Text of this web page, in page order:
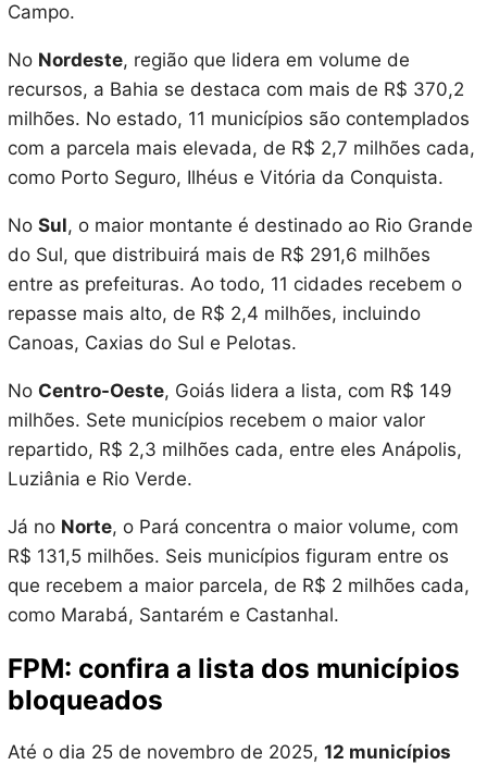
Campo.
No Nordeste, região que lidera em volume de
recursos, a Bahia se destaca com mais de R$ 370,2
milhões. No estado, 11 municípios são contemplados
com a parcela mais elevada, de R$ 2,7 milhões cada,
como Porto Seguro, Ilhéus e Vitória da Conquista.
No Sul, o maior montante é destinado ao Rio Grande
do Sul, que distribuirá mais de R$ 291,6 milhões
entre as prefeituras. Ao todo, 11 cidades recebem o
repasse mais alto, de R$ 2,4 milhões, incluindo
Canoas, Caxias do Sul e Pelotas.
No Centro-Oeste, Goiás lidera a lista, com R$ 149
milhões. Sete municípios recebem o maior valor
repartido, R$ 2,3 milhões cada, entre eles Anápolis,
Luziânia e Rio Verde.
Já no Norte, o Pará concentra o maior volume, com
R$ 131,5 milhões. Seis municípios figuram entre os
que recebem a maior parcela, de R$ 2 milhões cada,
como Marabá, Santarém e Castanhal.
FPM: confira a lista dos municípios
bloqueados
Até o dia 25 de novembro de 2025, 12 municípios